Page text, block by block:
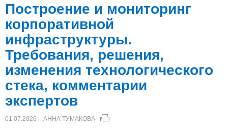
Построение и мониторинг
корпоративной
инфраструктуры.
Требования, решения,
изменения технологического
стека, комментарии
экспертов
01.07.2026 | АННА ТУМАКОВА